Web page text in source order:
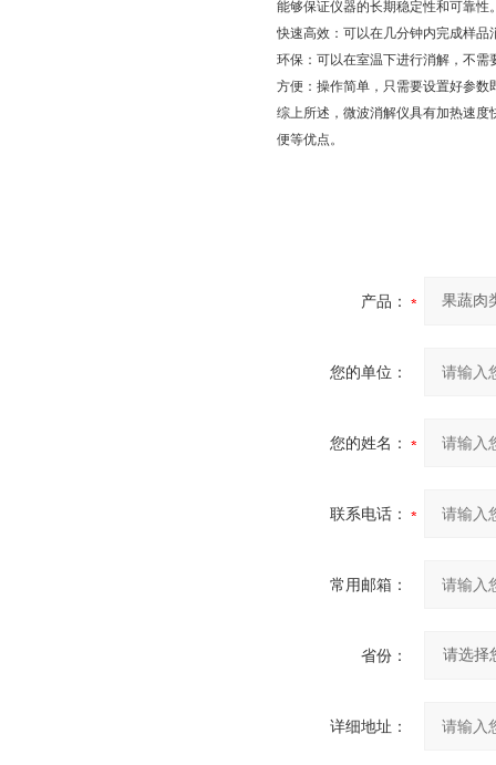
能够保证仪器的长期稳定性和可靠性
快速高效：可以在几分钟内完成样
环保：可以在室温下进行消解，不
方便：操作简单，只需要设置好参
综上所述，微波消解仪具有加热速
便等优点。
产品：
您的单位：
您的姓名：
联系电话：
常用邮箱：
省份：
详细地址：